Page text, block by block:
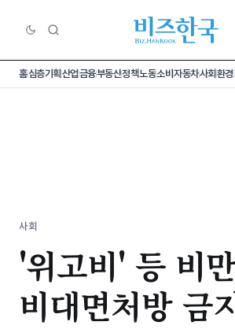
홈심층기획산업금융부동산정책노동소비 자동차사회환경
사회
'위고비' 등 비
비대면처방 금